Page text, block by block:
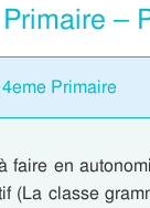
–
Primaire
faire en
(La classe